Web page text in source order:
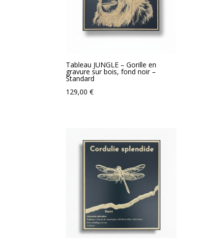
Tableau JUNGLE – Gorille en
gravure sur bois, fond noir –
Standard
129,00€